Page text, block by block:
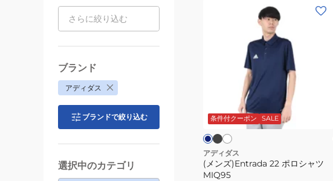
ツ
MIQ95
条件付クーポン SALE
イ
ビ
ー
ラ
ッ
クト
アディダス
(メンズ)Entrada 22 ポロシャツ
MIQ95
ホ
ワ
イ
ト
ブランド
アディダス
ブランドで絞り込む
選択中のカテゴリ